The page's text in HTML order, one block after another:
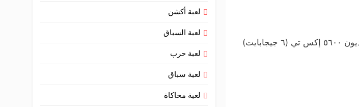
لعبة أكشن
لعبة السباق
لعبة حرب
لعبة سباق
لعبة محاكاة